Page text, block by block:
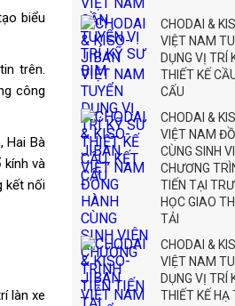
biểu
trên.
công
Hai Bà
kính và
kết nối
làn xe
CHODAI &
VIỆT NAM
DỤNG VỊ TRÍ
THIẾT KẾ
CẤU
CHODAI &
VIỆT NAM
CÙNG SINH
CHƯƠNG
TIẾN TẠI
HỌC GIAO
TẢI
CHODAI &
VIỆT NAM
DỤNG VỊ TRÍ
THIẾT KẾ HẠ